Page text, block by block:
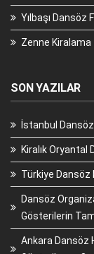
Yılbaşı Dansöz
Zenne Kiralama
SON YAZILAR
İstanbul
Kiralık
Türkiye
Dansöz
Gösterilerin
Ankara Dansöz